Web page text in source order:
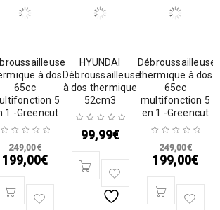
à dos
65cc
5
1 -Greencut
249,00€
199,00€
HYUNDAI
Débroussailleuse
à dos thermique
52cm3
99,99€
Débroussailleuse
thermique à dos
65cc
multifonction 5
en 1 -Greencut
249,00€
199,00€